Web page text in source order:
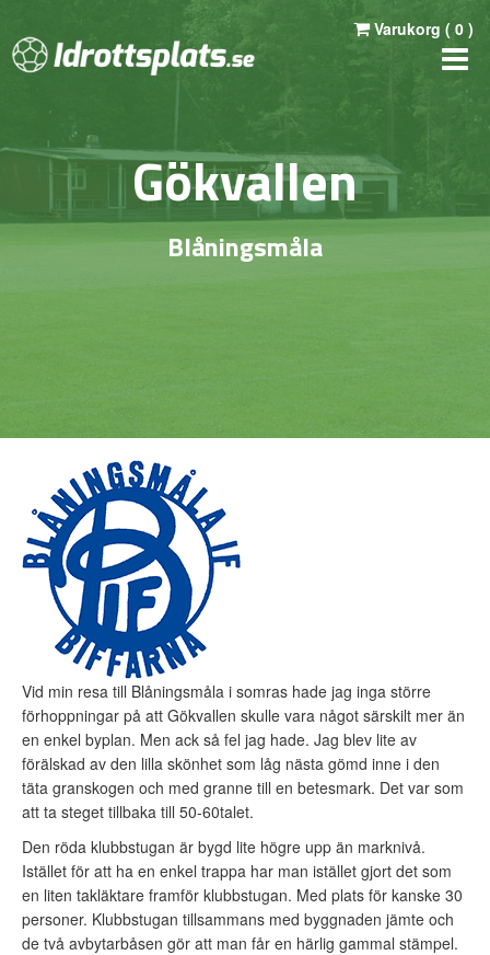
Varukorg ( 0 )
Gökvallen
Blåningsmåla
Vid min resa till Blåningsmåla i somras hade jag inga större
förhoppningar på att Gökvallen skulle vara något särskilt mer än
en enkel byplan. Men ack så fel jag hade. Jag blev lite av
förälskad av den lilla skönhet som låg nästa gömd inne i den
täta granskogen och med granne till en betesmark. Det var som
att ta steget tillbaka till 50-60talet.
Den röda klubbstugan är bygd lite högre upp än marknivå.
Istället för att ha en enkel trappa har man istället gjort det som
en liten takläktare framför klubbstugan. Med plats för kanske 30
personer. Klubbstugan tillsammans med byggnaden jämte och
de två avbytarbåsen gör att man får en härlig gammal stämpel.